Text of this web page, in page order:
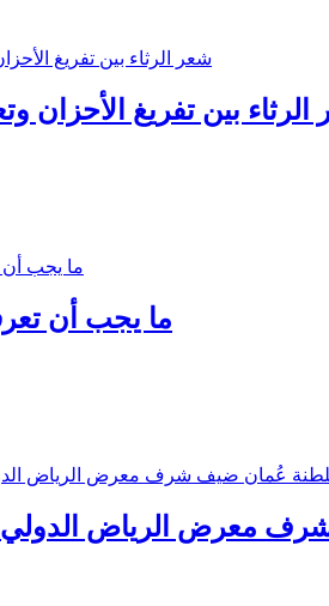
بين تفريغ الأحزان
ما يجب أن
الرياض الدولي